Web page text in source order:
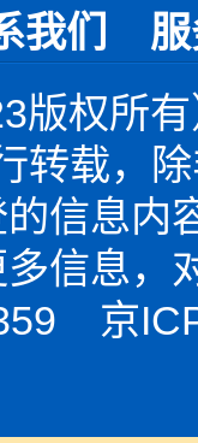
我们
版权所
转载，
信息内
信息，
京